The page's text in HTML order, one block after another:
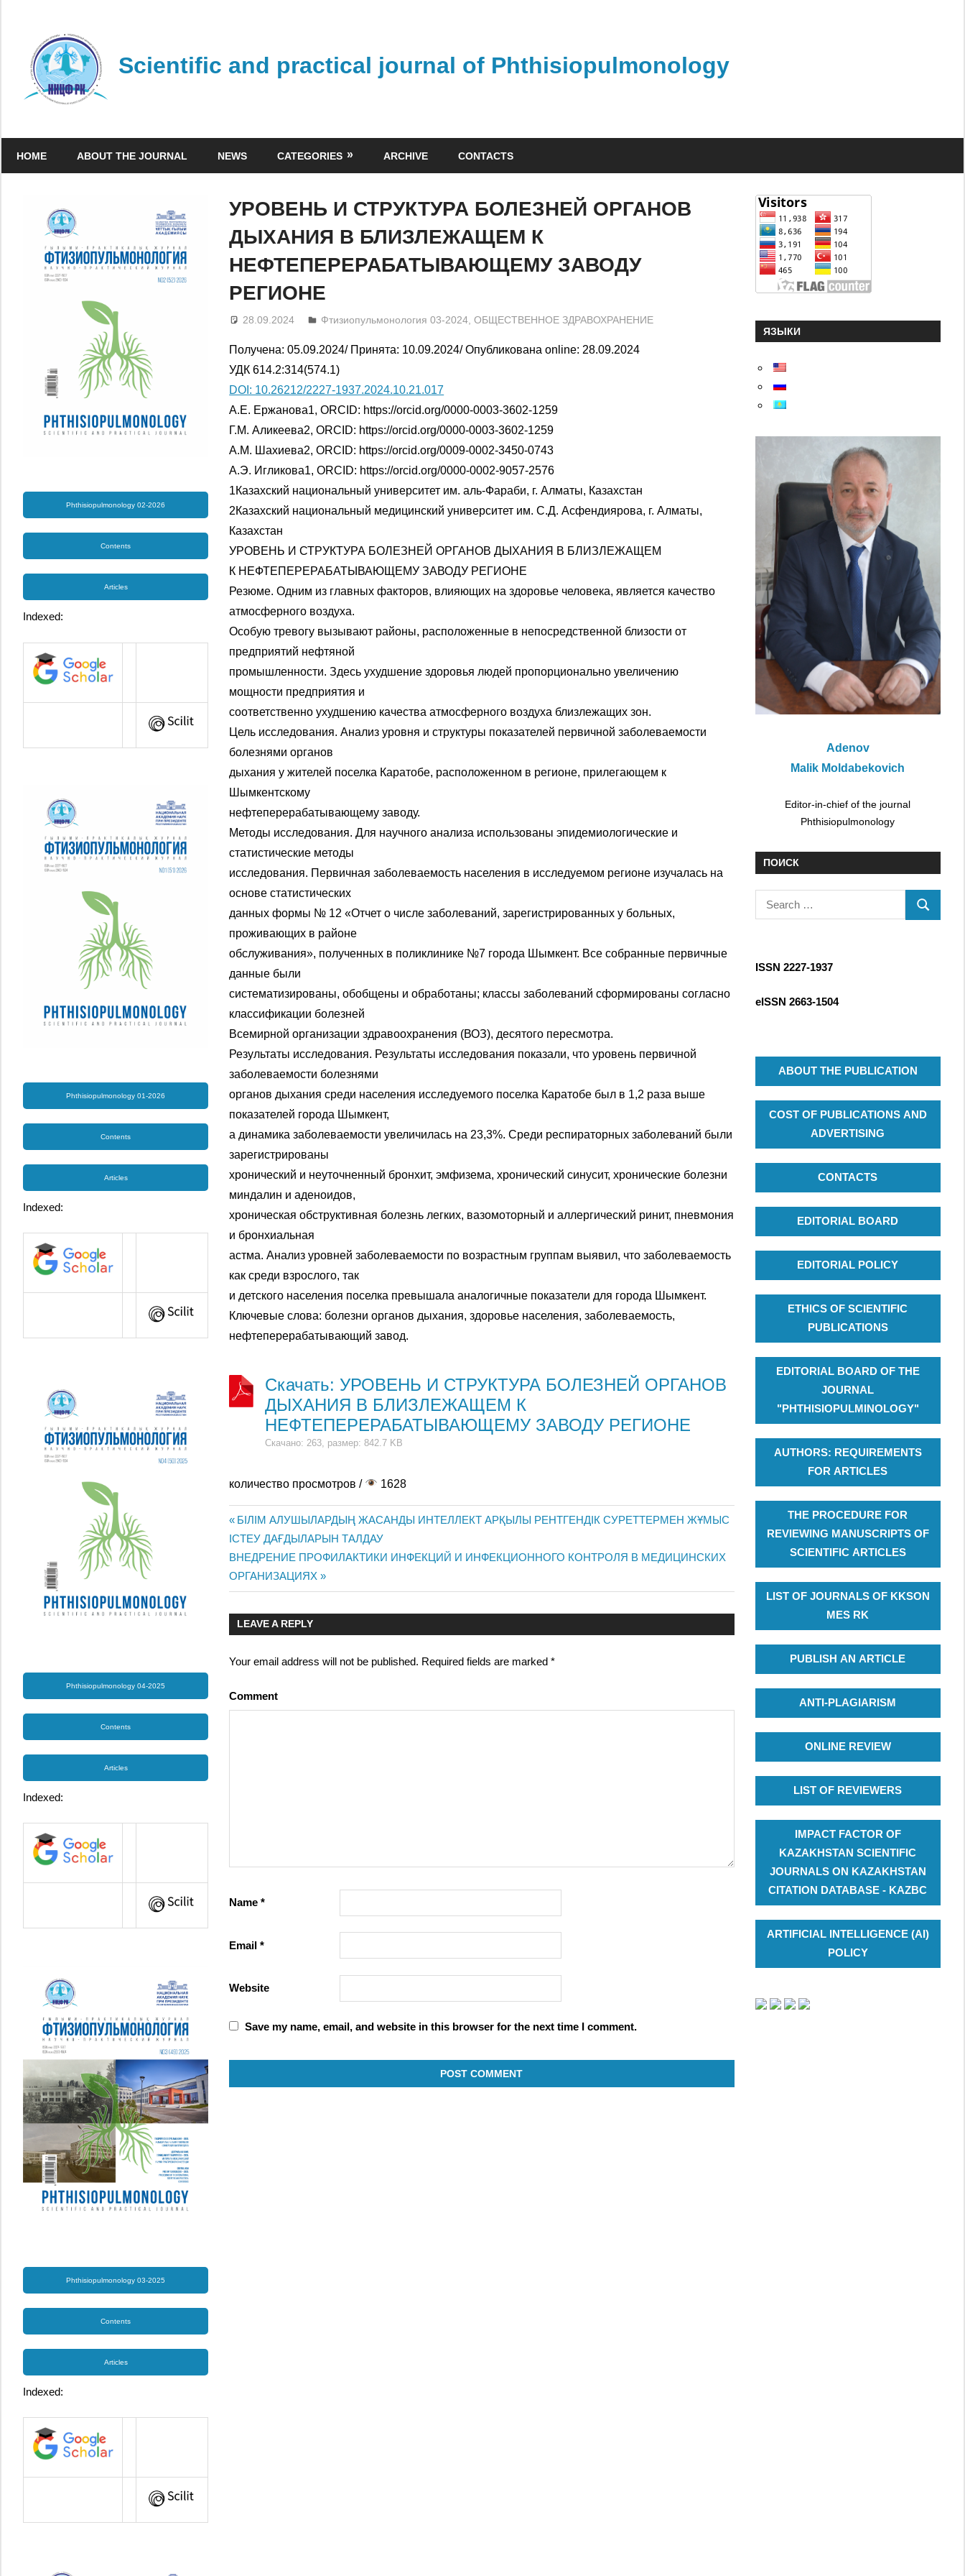
Scientific and practical journal of Phthisiopulmonology
HOME ABOUT THE JOURNAL NEWS CATEGORIES ARCHIVE CONTACTS
УРОВЕНЬ И СТРУКТУРА БОЛЕЗНЕЙ ОРГАНОВ
ДЫХАНИЯ В БЛИЗЛЕЖАЩЕМ К
НЕФТЕПЕРЕРАБАТЫВАЮЩЕМУ ЗАВОДУ
РЕГИОНЕ
28.09.2024 admin
Фтизиопульмонология 03-2024, ОБЩЕСТВЕННОЕ ЗДРАВОХРАНЕНИЕ
Получена: 05.09.2024/ Принята: 10.09.2024/ Опубликована online: 28.09.2024
УДК 614.2:314(574.1)
DOI: 10.26212/2227-1937.2024.10.21.017
А.Е. Ержанова1, ORCID: https://orcid.org/0000-0003-3602-1259
Г.М. Аликеева2, ORCID: https://orcid.org/0000-0003-3602-1259
А.М. Шахиева2, ORCID: https://orcid.org/0009-0002-3450-0743
А.Э. Игликова1, ORCID: https://orcid.org/0000-0002-9057-2576
1Казахский национальный университет им. аль-Фараби, г. Алматы, Казахстан
2Казахский национальный медицинский университет им. С.Д. Асфендиярова, г. Алматы,
Казахстан
УРОВЕНЬ И СТРУКТУРА БОЛЕЗНЕЙ ОРГАНОВ ДЫХАНИЯ В БЛИЗЛЕЖАЩЕМ
К НЕФТЕПЕРЕРАБАТЫВАЮЩЕМУ ЗАВОДУ РЕГИОНЕ
Резюме. Одним из главных факторов, влияющих на здоровье человека, является качество
атмосферного воздуха.
Особую тревогу вызывают районы, расположенные в непосредственной близости от
предприятий нефтяной
промышленности. Здесь ухудшение здоровья людей пропорционально увеличению
мощности предприятия и
соответственно ухудшению качества атмосферного воздуха близлежащих зон.
Цель исследования. Анализ уровня и структуры показателей первичной заболеваемости
болезнями органов
дыхания у жителей поселка Каратобе, расположенном в регионе, прилегающем к
Шымкентскому
нефтеперерабатывающему заводу.
Методы исследования. Для научного анализа использованы эпидемиологические и
статистические методы
исследования. Первичная заболеваемость населения в исследуемом регионе изучалась на
основе статистических
данных формы № 12 «Отчет о числе заболеваний, зарегистрированных у больных,
проживающих в районе
обслуживания», полученных в поликлинике №7 города Шымкент. Все собранные первичные
данные были
систематизированы, обобщены и обработаны; классы заболеваний сформированы согласно
классификации болезней
Всемирной организации здравоохранения (ВОЗ), десятого пересмотра.
Результаты исследования. Результаты исследования показали, что уровень первичной
заболеваемости болезнями
органов дыхания среди населения исследуемого поселка Каратобе был в 1,2 раза выше
показателей города Шымкент,
а динамика заболеваемости увеличилась на 23,3%. Среди респираторных заболеваний были
зарегистрированы
хронический и неуточненный бронхит, эмфизема, хронический синусит, хронические болезни
миндалин и аденоидов,
хроническая обструктивная болезнь легких, вазомоторный и аллергический ринит, пневмония
и бронхиальная
астма. Анализ уровней заболеваемости по возрастным группам выявил, что заболеваемость
как среди взрослого, так
и детского населения поселка превышала аналогичные показатели для города Шымкент.
Ключевые слова: болезни органов дыхания, здоровье населения, заболеваемость,
нефтеперерабатывающий завод.
Скачать: УРОВЕНЬ И СТРУКТУРА БОЛЕЗНЕЙ ОРГАНОВ
ДЫХАНИЯ В БЛИЗЛЕЖАЩЕМ К
НЕФТЕПЕРЕРАБАТЫВАЮЩЕМУ ЗАВОДУ РЕГИОНЕ
Скачано: 263, размер: 842.7 KB
количество просмотров / 1628
Post
navigation
Previous
Post:
БІЛІМ АЛУШЫЛАРДЫҢ ЖАСАНДЫ ИНТЕЛЛЕКТ АРҚЫЛЫ РЕНТГЕНДІК СУРЕТТЕРМЕН ЖҰМЫС
ІСТЕУ ДАҒДЫЛАРЫН ТАЛДАУ
Next
Post:
ВНЕДРЕНИЕ ПРОФИЛАКТИКИ ИНФЕКЦИЙ И ИНФЕКЦИОННОГО КОНТРОЛЯ В МЕДИЦИНСКИХ
ОРГАНИЗАЦИЯХ
LEAVE A REPLY
Your email address will not be published. Required fields are marked*
Comment
Name*
Email*
Website
Save my name, email, and website in this browser for the next time I comment.
Phthisiopulmonology 02-2026
Contents
Articles
Indexed:
Phthisiopulmonology 01-2026
Contents
Articles
Indexed:
Phthisiopulmonology 04-2025
Contents
Articles
Indexed:
Phthisiopulmonology 03-2025
Contents
Articles
Indexed:
ЯЗЫКИ
Adenov
Malik Moldabekovich
Editor-in-chief of the journal
Phthisiopulmonology
ПОИСК
e
c
ISSN 2227-1937
eISSN 2663-1504
ABOUT THE PUBLICATION
COST OF PUBLICATIONS AND
ADVERTISING
CONTACTS
EDITORIAL BOARD
EDITORIAL POLICY
ETHICS OF SCIENTIFIC
PUBLICATIONS
EDITORIAL BOARD OF THE
JOURNAL
"PHTHISIOPULMINOLOGY"
AUTHORS: REQUIREMENTS
FOR ARTICLES
THE PROCEDURE FOR
REVIEWING MANUSCRIPTS OF
SCIENTIFIC ARTICLES
LIST OF JOURNALS OF KKSON
MES RK
PUBLISH AN ARTICLE
ANTI-PLAGIARISM
ONLINE REVIEW
LIST OF REVIEWERS
IMPACT FACTOR OF
KAZAKHSTAN SCIENTIFIC
JOURNALS ON KAZAKHSTAN
CITATION DATABASE - KAZBC
ARTIFICIAL INTELLIGENCE (AI)
POLICY